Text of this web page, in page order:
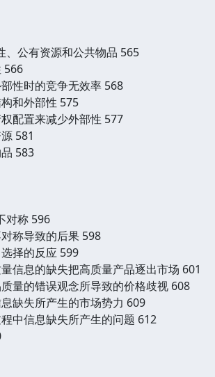
、公有资源和公共物品 565
566
性时的竞争无效率 568
和外部性 575
配置来减少外部性 577
581
583
对称 596
称导致的后果 598
择的反应 599
信息的缺失把高质量产品逐出市场 601
量的错误观念所导致的价格歧视 608
缺失所产生的市场势力 609
中信息缺失所产生的问题 612